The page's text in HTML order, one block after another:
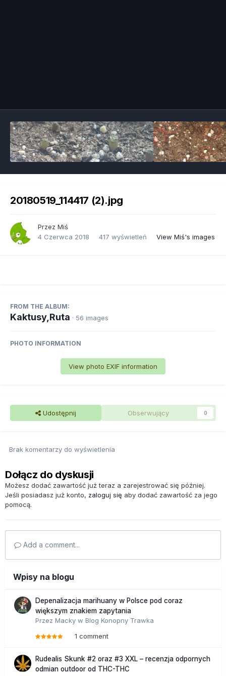
20180519_114417 (2).jpg
Przez Miś
4 Czerwca 2018
417 wyświetleń View Miś's images
FROM THE ALBUM:
Kaktusy,Ruta · 56 images
PHOTO INFORMATION
View photo EXIF information
Udostępnij Obserwujący 0
Brak komentarzy do wyświetlenia
Dołącz do dyskusji
Możesz dodać zawartość już teraz a zarejestrować się później.
Jeśli posiadasz już konto, zaloguj się aby dodać zawartość za jego
pomocą.
Add a comment...
Wpisy na blogu
Depenalizacja marihuany w Polsce pod coraz
większym znakiem zapytania
Przez Macky w Blog Konopny Trawka
1 comment
Rudealis Skunk #2 oraz #3 XXL – recenzja odpornych
odmian outdoor od THC-THC